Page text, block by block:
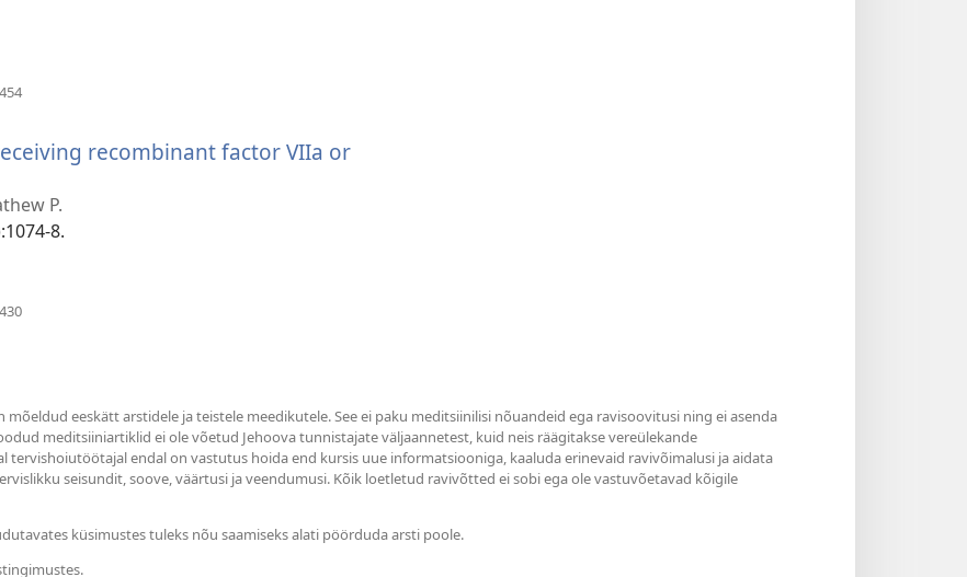
recombinant factor VIIa or
P.
8.
eeskätt arstidele ja teistele meedikutele. See ei paku meditsiinilisi nõuandeid ega ravisoovitusi ning ei asenda
meditsiiniartiklid ei ole võetud Jehoova tunnistajate väljaannetest, kuid neis räägitakse vereülekande
endal on vastutus hoida end kursis uue informatsiooniga, kaaluda erinevaid ravivõimalusi ja aidata
seisundit, soove, väärtusi ja veendumusi. Kõik loetletud ravivõtted ei sobi ega ole vastuvõetavad kõigile
küsimustes tuleks nõu saamiseks alati pöörduda arsti poole.